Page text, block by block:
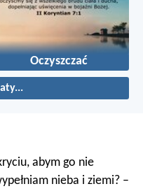
Oczyszczać
abym go nie
nieba i ziemi? –